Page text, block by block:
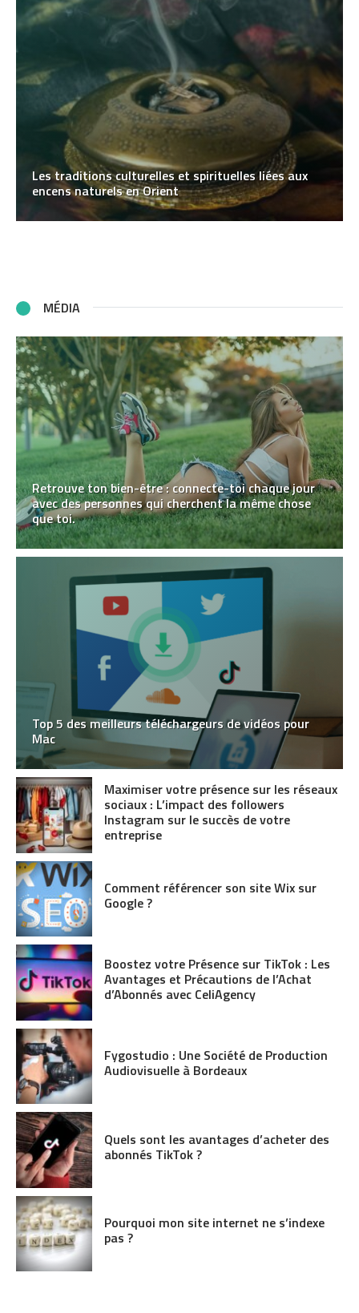
Les traditions culturelles et spirituelles liées aux
encens naturels en Orient
MÉDIA
Retrouve ton bien-être : connecte-toi chaque jour
avec des personnes qui cherchent la même chose
que toi.
Top 5 des meilleurs téléchargeurs de vidéos pour
Mac
Maximiser votre présence sur les réseaux
sociaux : L’impact des followers
Instagram sur le succès de votre
entreprise
Comment référencer son site Wix sur
Google ?
Boostez votre Présence sur TikTok : Les
Avantages et Précautions de l’Achat
d’Abonnés avec CeliAgency
Fygostudio : Une Société de Production
Audiovisuelle à Bordeaux
Quels sont les avantages d’acheter des
abonnés TikTok ?
Pourquoi mon site internet ne s’indexe
pas ?